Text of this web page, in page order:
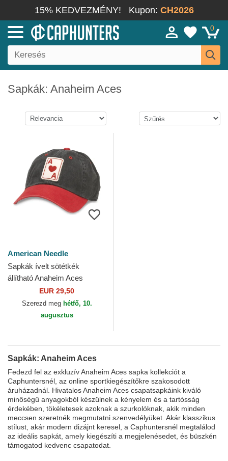
15% KEDVEZMÉNY! Kupon: CH2026
0
Sapkák: Anaheim Aces
American Needle
Sapkák ívelt sötétkék
állítható Anaheim Aces
Archive Anaheim Aces MLB
American Needle
EUR 29,50
Szerezd meg hétfő, 10.
augusztus
Sapkák: Anaheim Aces
Fedezd fel az exkluzív Anaheim Aces sapka kollekciót a
Caphuntersnél, az online sportkiegészítőkre szakosodott
áruházadnál. Hivatalos Anaheim Aces csapatsapkáink kiváló
minőségű anyagokból készülnek a kényelem és a tartósság
érdekében, tökéletesek azoknak a szurkolóknak, akik minden
meccsen szeretnék megmutatni szenvedélyüket. Akár klasszikus
stílust, akár modern dizájnt keresel, a Caphuntersnél megtalálod
az ideális sapkát, amely kiegészíti a megjelenésedet, és büszkén
támogatod kedvenc csapatodat.